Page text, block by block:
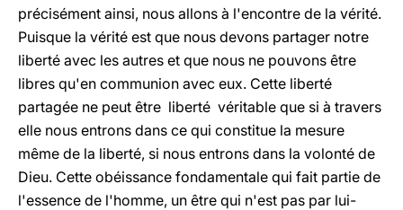
précisément ainsi, nous allons à l'encontre de la vérité.
Puisque la vérité est que nous devons partager notre
liberté avec les autres et que nous ne pouvons être
libres qu'en communion avec eux. Cette liberté
partagée ne peut être liberté véritable que si à travers
elle nous entrons dans ce qui constitue la mesure
même de la liberté, si nous entrons dans la volonté de
Dieu. Cette obéissance fondamentale qui fait partie de
l'essence de l'homme, un être qui n'est pas par lui-